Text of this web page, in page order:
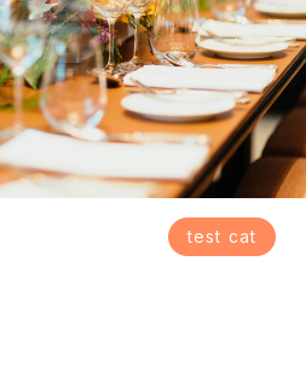
test cat